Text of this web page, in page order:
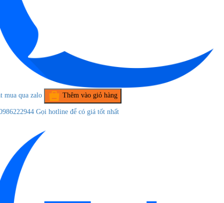
mua qua zalo Thêm vào giỏ hàng
Gọi hotline để có giá tốt nhất